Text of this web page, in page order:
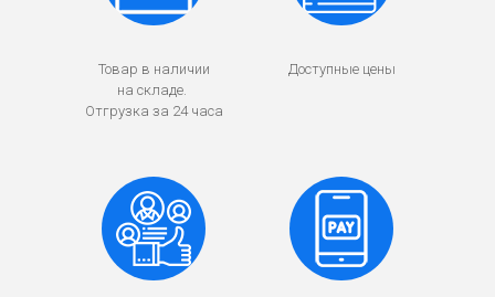
Товар в наличии
на складе.
Отгрузка за 24 часа
Доступные цены